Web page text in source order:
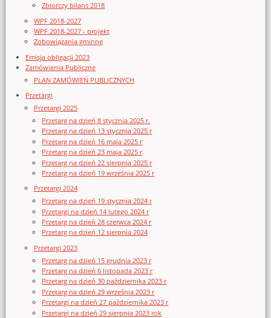
Zbiorczy bilans 2018
WPF 2018-2027
WPF 2018-2027 - projekt
Zobowiązania gminne
Emisja obligacji 2023
Zamówienia Publiczne
PLAN ZAMÓWIEŃ PUBLICZNYCH
Przetargi
Przetargi 2025
Przetarg na dzień 8 stycznia 2025 r.
Przetarg na dzień 13 stycznia 2025 r
Przetarg na dzień 16 maja 2025 r
Przetarg na dzień 23 maja 2025 r
Przetarg na dzień 22 sierpnia 2025 r
Przetarg na dzień 19 września 2025 r
Przetargi 2024
Przetarg na dzień 19 stycznia 2024 r
Przetargi na dzień 14 lutego 2024 r
Przetarg na dzień 28 czerwca 2024 r
Przetarg na dzień 12 sierpnia 2024
Przetargi 2023
Przetarg na dzień 15 grudnia 2023 r
Przetarg na dzień 6 listopada 2023 r
Przetarg na dzień 30 października 2023 r
Przetarg na dzień 29 września 2023 r
Przetargi na dzień 27 października 2023 r
Przetargi na dzień 29 sierpnia 2023 rok